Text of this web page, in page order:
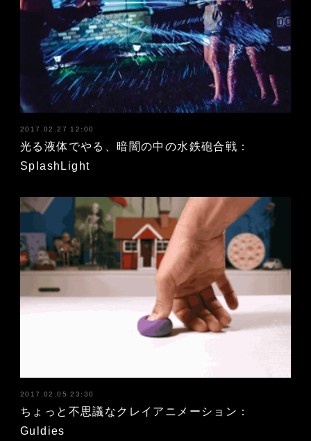
2017.02.27 12:00
光る液体でやる、暗闇の中の水鉄砲合戦：
SplashLight
2017.02.05 23:30
ちょっと不思議なクレイアニメーション：
Guldies